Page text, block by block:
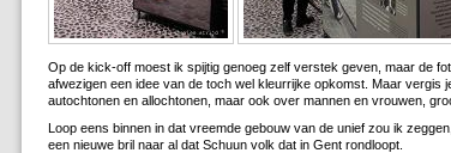
Op de kick-off moest ik spijtig genoeg zelf verstek geven, maar de
afwezigen een idee van de toch wel kleurrijke opkomst. Maar vergis
autochtonen en allochtonen, maar ook over mannen en vrouwen,
Loop eens binnen in dat vreemde gebouw van de unief zou ik
een nieuwe bril naar al dat Schuun volk dat in Gent rondloopt.